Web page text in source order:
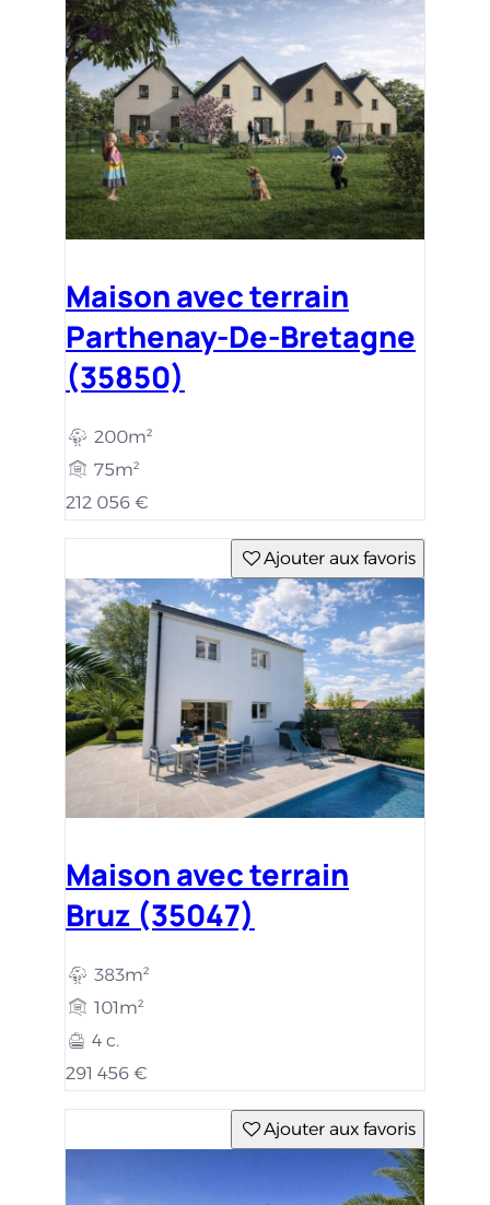
Maison avec terrain
Parthenay-De-Bretagne
(35850)
200m²
75m²
212 056 €
Ajouter aux favoris
Maison avec terrain
Bruz (35047)
383m²
101m²
4 c.
291 456 €
Ajouter aux favoris